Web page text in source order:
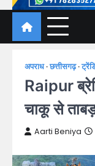
अपराध छत्तीसगढ़
Raipur
चाकू से
Aarti Beniya